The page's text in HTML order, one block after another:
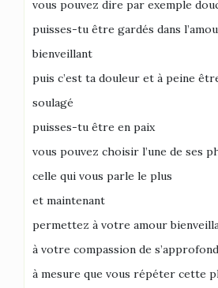
vous pouvez dire par exemple
puisses-tu être gardés dans
bienveillant
puis c’est ta douleur et à peine
soulagé
puisses-tu être en paix
vous pouvez choisir l’une de ses
celle qui vous parle le plus
et maintenant
permettez à votre amour
à votre compassion de
à mesure que vous répéter cette